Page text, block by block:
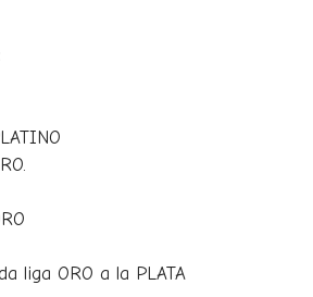
liga ORO a la PLATA